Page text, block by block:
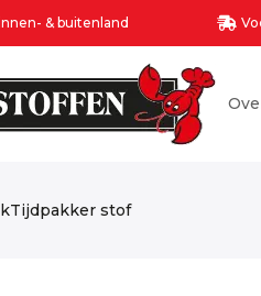
& buitenland
Tijdpakker stof